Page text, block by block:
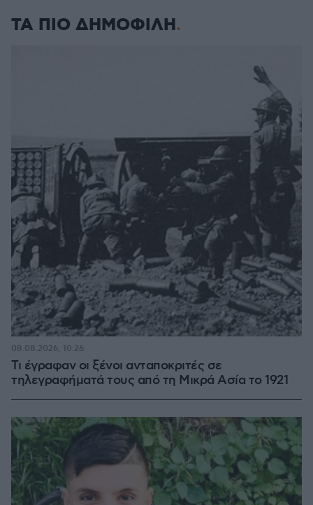
ΤΑ ΠΙΟ ΔΗΜΟΦΙΛΗ
Τι έγραφαν οι ξένοι ανταποκριτές σε
τηλεγραφήματά τους από τη Μικρά Ασία το 1921
08.08.2026, 10:26